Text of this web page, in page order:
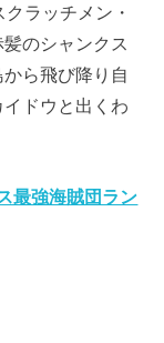
ラッチメン・
のシャンクス
ら飛び降り自
ドウと出くわ
最強海賊団ラン